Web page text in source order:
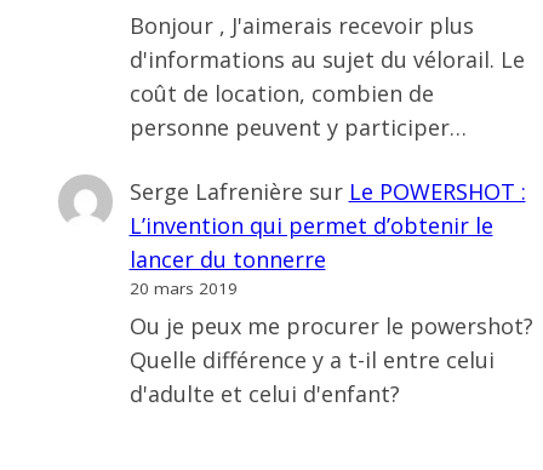
Bonjour , J'aimerais recevoir plus
d'informations au sujet du vélorail. Le
coût de location, combien de
personne peuvent y participer…
Serge Lafrenière sur Le POWERSHOT :
L’invention qui permet d’obtenir le
lancer du tonnerre
20 mars 2019
Ou je peux me procurer le powershot?
Quelle différence y a t-il entre celui
d'adulte et celui d'enfant?